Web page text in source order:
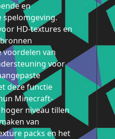
en
spelomgeving.
HD-textures en
voordelen van
voor
deze functie
Minecraft-
niveau tillen
van
packs en het